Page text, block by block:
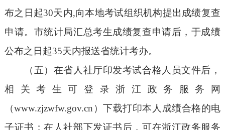
布之日起30天内,向本地考试组织机构提出成绩复查
申请。市统计局汇总考生成绩复查申请后，于成绩
公布之日起35天内报送省统计考办。
（五）在省人社厅印发考试合格人员文件后，
相关考生可登录浙江政务服务网
（www.zjzwfw.gov.cn）下载打印本人成绩合格的电
子证书；在人社部下发证书后，可在浙江政务服务